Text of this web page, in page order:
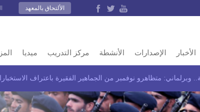
الألتحاق بالمعهد
الأخبار الإصدارات الأنشطة مركز التدريب ميديا